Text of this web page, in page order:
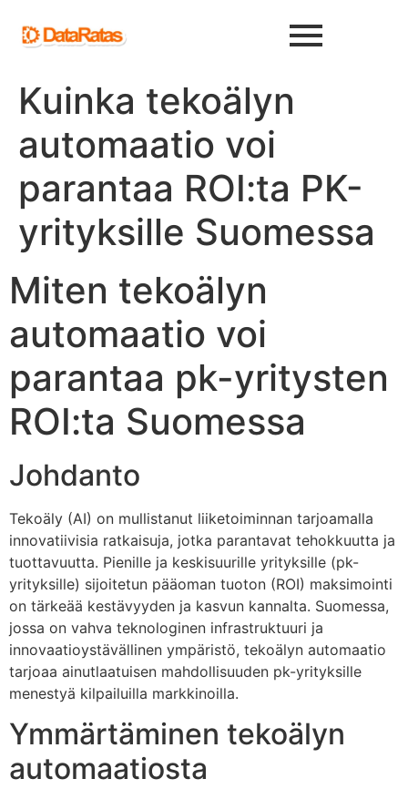
Kuinka tekoälyn
automaatio voi
parantaa ROI:ta PK-
yrityksille Suomessa
Miten tekoälyn
automaatio voi
parantaa pk-yritysten
ROI:ta Suomessa
Johdanto
Tekoäly (AI) on mullistanut liiketoiminnan tarjoamalla
innovatiivisia ratkaisuja, jotka parantavat tehokkuutta ja
tuottavuutta. Pienille ja keskisuurille yrityksille (pk-
yrityksille) sijoitetun pääoman tuoton (ROI) maksimointi
on tärkeää kestävyyden ja kasvun kannalta. Suomessa,
jossa on vahva teknologinen infrastruktuuri ja
innovaatioystävällinen ympäristö, tekoälyn automaatio
tarjoaa ainutlaatuisen mahdollisuuden pk-yrityksille
menestyä kilpailuilla markkinoilla.
Ymmärtäminen tekoälyn
automaatiosta